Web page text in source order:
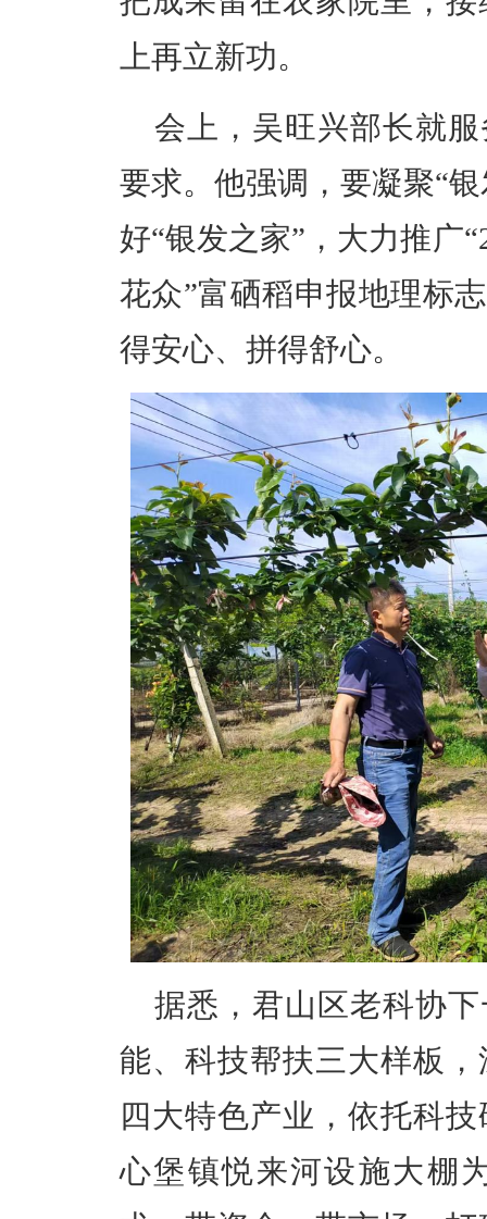
上再立新功。
会上，吴旺兴部长就
要求。他强调，要凝聚“
好“银发之家”，大力推广
花众”富硒稻申报地理标
得安心、拼得舒心。
据悉，君山区老科协
能、科技帮扶三大样板
四大特色产业，依托科技
心堡镇悦来河设施大棚